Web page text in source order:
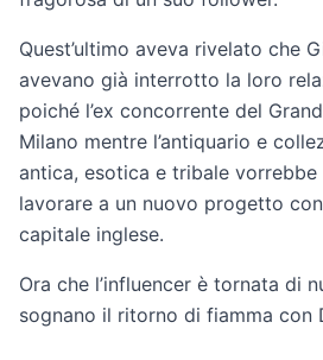
Quest’ultimo aveva rivelato che
avevano già interrotto la loro
poiché l’ex concorrente del
Milano mentre l’antiquario e
antica, esotica e tribale vorrebbe
lavorare a un nuovo progetto
capitale inglese.
Ora che l’influencer è tornata di
sognano il ritorno di fiamma con